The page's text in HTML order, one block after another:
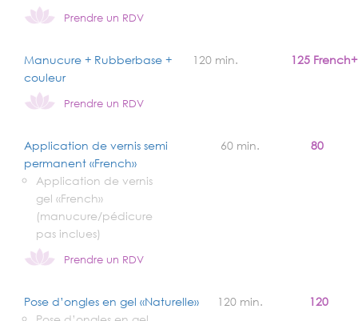
Prendre un RDV
Manucure + Rubberbase +
couleur
Prendre un RDV
120 min. 125
Application de vernis semi
permanent «French»
Application de vernis
gel «French»
(manucure/pédicure
pas inclues)
Prendre un RDV
60 min. 80
Pose d’ongles en gel «Naturelle»
120 min. 120